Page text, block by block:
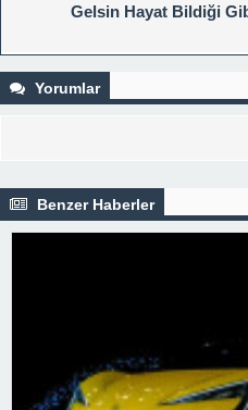
Gelsin Hayat Bildiği
Yorumlar
Benzer Haberler